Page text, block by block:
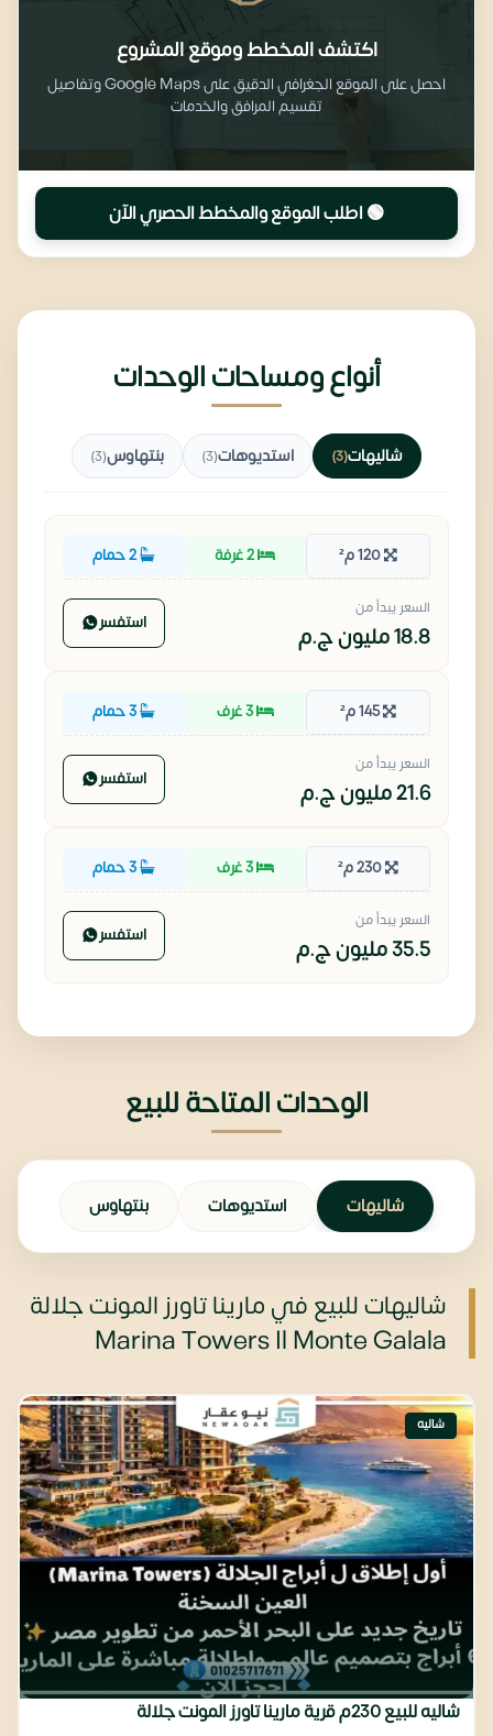
اكتشف المخطط وموقع المشروع
احصل على الموقع الجغرافي الدقيق على Google Maps وتفاصيل
تقسيم المرافق والخدمات
🟢 اطلب الموقع والمخطط الحصري الآن
أنواع ومساحات الوحدات
شاليهات(3) استديوهات(3) بنتهاوس(3)
120 م² 2 غرفة 2 حمام
السعر يبدأ من
18.8 مليون ج.م استفسر
145 م² 3 غرف 3 حمام
السعر يبدأ من
21.6 مليون ج.م استفسر
230 م² 3 غرف 3 حمام
السعر يبدأ من
35.5 مليون ج.م استفسر
الوحدات المتاحة للبيع
شاليهات استديوهات بنتهاوس
شاليهات للبيع في مارينا تاورز المونت جلالة
Marina Towers Il Monte Galala
شاليه
شاليه للبيع 230م قرية مارينا تاورز المونت جلالة